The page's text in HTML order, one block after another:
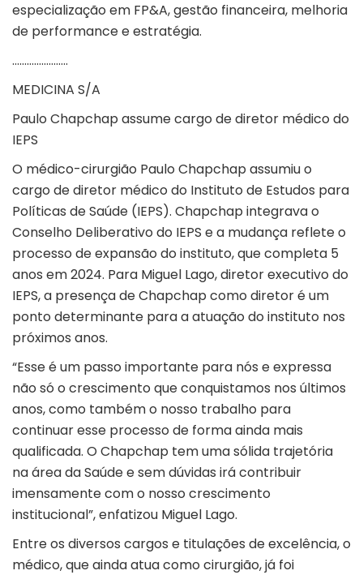
especialização em FP&A, gestão financeira, melhoria
de performance e estratégia.
…………………..
MEDICINA S/A
Paulo Chapchap assume cargo de diretor médico do
IEPS
O médico-cirurgião Paulo Chapchap assumiu o
cargo de diretor médico do Instituto de Estudos para
Políticas de Saúde (IEPS). Chapchap integrava o
Conselho Deliberativo do IEPS e a mudança reflete o
processo de expansão do instituto, que completa 5
anos em 2024. Para Miguel Lago, diretor executivo do
IEPS, a presença de Chapchap como diretor é um
ponto determinante para a atuação do instituto nos
próximos anos.
“Esse é um passo importante para nós e expressa
não só o crescimento que conquistamos nos últimos
anos, como também o nosso trabalho para
continuar esse processo de forma ainda mais
qualificada. O Chapchap tem uma sólida trajetória
na área da Saúde e sem dúvidas irá contribuir
imensamente com o nosso crescimento
institucional”, enfatizou Miguel Lago.
Entre os diversos cargos e titulações de excelência, o
médico, que ainda atua como cirurgião, já foi